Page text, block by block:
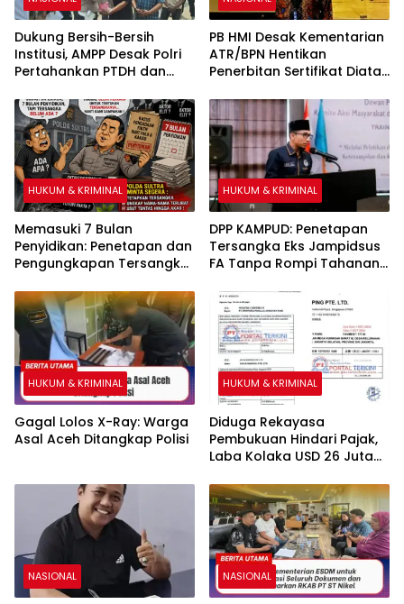
Dukung Bersih-Bersih
Institusi, AMPP Desak Polri
Pertahankan PTDH dan
PB HMI Desak Kementarian
ATR/BPN Hentikan
Penerbitan Sertifikat Diatas
HUKUM & KRIMINAL
Memasuki 7 Bulan
Penyidikan: Penetapan dan
Pengungkapan Tersangka
Bibit Pala dan Kakao Rp26
Miliar Dipertanyakan
HUKUM & KRIMINAL
DPP KAMPUD: Penetapan
Tersangka Eks Jampidsus
FA Tanpa Rompi Tahanan
Khusus
HUKUM & KRIMINAL
Gagal Lolos X-Ray: Warga
Asal Aceh Ditangkap Polisi
HUKUM & KRIMINAL
Diduga Rekayasa
Pembukuan Hindari Pajak,
Laba Kolaka USD 26 Juta
Rimau New World Terseret
Dugaan Pencucian Uang
NASIONAL NASIONAL